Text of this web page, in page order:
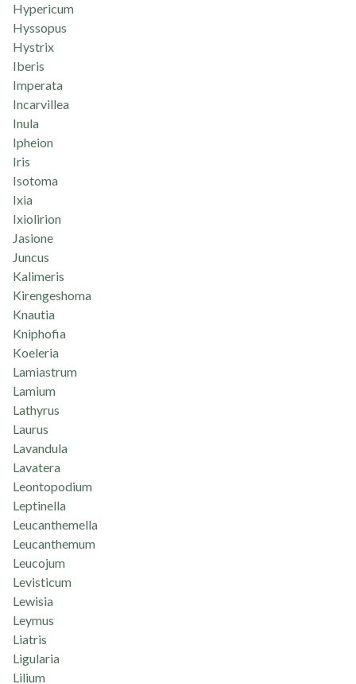
Hypericum
Hyssopus
Hystrix
Iberis
Imperata
Incarvillea
Inula
Ipheion
Iris
Isotoma
Ixia
Ixiolirion
Jasione
Juncus
Kalimeris
Kirengeshoma
Knautia
Kniphofia
Koeleria
Lamiastrum
Lamium
Lathyrus
Laurus
Lavandula
Lavatera
Leontopodium
Leptinella
Leucanthemella
Leucanthemum
Leucojum
Levisticum
Lewisia
Leymus
Liatris
Ligularia
Lilium